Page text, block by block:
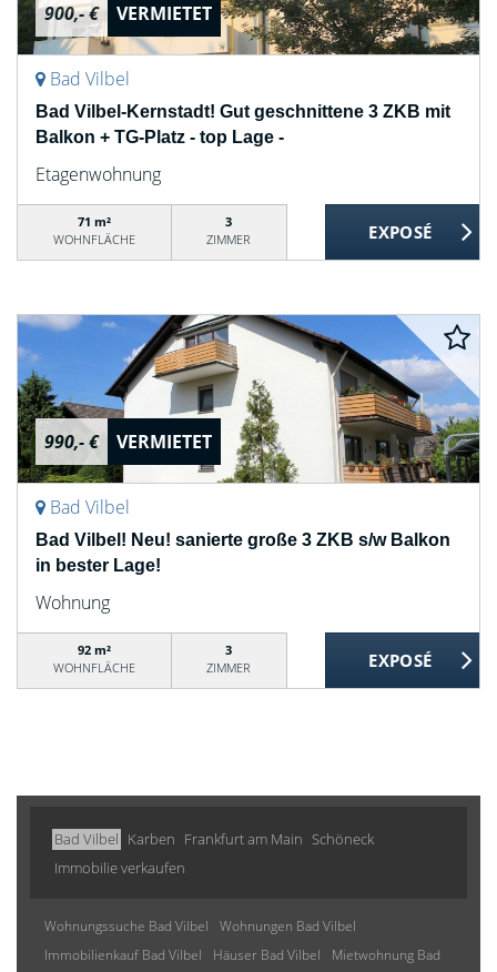
900,- € VERMIETET
Bad Vilbel
Bad Vilbel-Kernstadt! Gut geschnittene 3 ZKB mit
Balkon + TG-Platz - top Lage -
Etagenwohnung
71 m²
WOHNFLÄCHE
3
ZIMMER
990,- € VERMIETET
Bad Vilbel
Bad Vilbel! Neu! sanierte große 3 ZKB s/w Balkon
in bester Lage!
Wohnung
92 m²
WOHNFLÄCHE
3
ZIMMER
Bad Vilbel Karben Frankfurt am Main Schöneck
Immobilie verkaufen
Wohnungssuche Bad Vilbel
Wohnungen Bad Vilbel
Immobilienkauf Bad Vilbel
Häuser Bad Vilbel Mietwohnung Bad